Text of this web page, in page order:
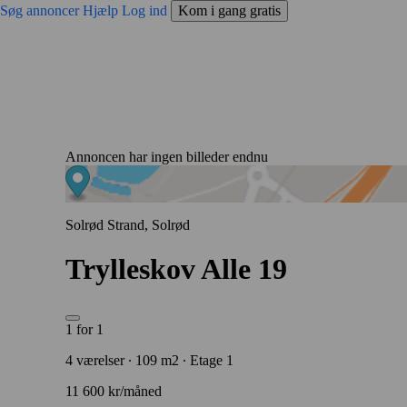
Søg annoncerHjælp Log ind Kom i gang gratis
Annoncen har ingen billeder endnu
Solrød Strand, Solrød
Trylleskov Alle 19
1 for 1
4 værelser ∙ 109 m2 ∙ Etage 1
11 600 kr/måned